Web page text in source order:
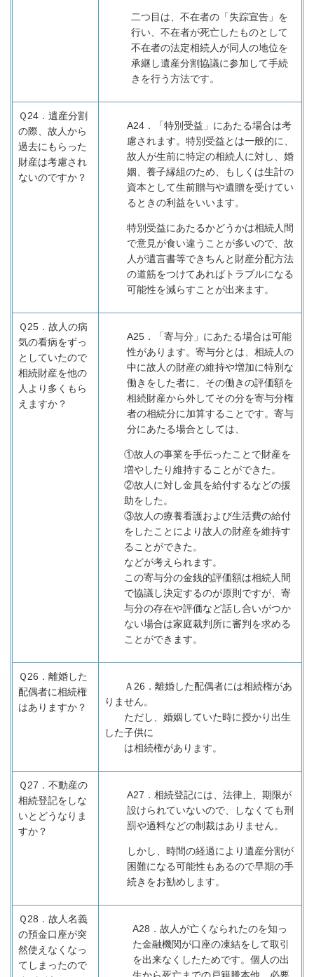
二つ目は、不在者の「失踪宣告」を
行い、不在者が死亡したものとして
不在者の法定相続人が同人の地位を
承継し遺産分割協議に参加して手続
きを行う方法です。
Ｑ24． 遺産分割
の際、故人から
過去にもらった
財産は考慮され
ないのですか？
A24 ．「特別受益」にあたる場合は考
慮されます。特別受益とは一般的に、
故人が生前に特定の相続人に対し、婚
姻、養子縁組のため、もしくは生計の
資本として生前贈与や遺贈を受けてい
るときの利益をいいます。
特別受益にあたるかどうかは相続人間
で意見が食い違うことが多いので、故
人が遺言書等できちんと財産分配方法
の道筋をつけてあればトラブルになる
可能性を減らすことが出来ます。
Ｑ25． 故人の病
気の看病をずっ
としていたので
相続財産を他の
人より多くもら
えますか？
A25 ．「寄与分」にあたる場合は可能
性があります。寄与分とは、相続人の
中に故人の財産の維持や増加に特別な
働きをした者に、その働きの評価額を
相続財産から外してその分を寄与分権
者の相続分に加算することです。寄与
分にあたる場合としては、
①故人の事業を手伝ったことで財産を
増やしたり維持することができた。
②故人に対し金員を給付するなどの援
助をした。
③故人の療養看護および生活費の給付
をしたことにより故人の財産を維持す
ることができた。
などが考えられます。
この寄与分の金銭的評価額は相続人間
で協議し決定するのが原則ですが、寄
与分の存在や評価など話し合いがつか
ない場合は家庭裁判所に審判を求める
ことができます。
Ｑ26． 離婚した
配偶者に相続権
はありますか？
Ａ26． 離婚した配偶者には相続権があ
りません。
ただし、婚姻していた時に授かり出生
した子供に
は相続権があります。
Ｑ27． 不動産の
相続登記をしな
いとどうなりま
すか？
A27 ．相続登記には、法律上、期限が
設けられていないので、しなくても刑
罰や過料などの制裁はありません。
しかし、時間の経過により遺産分割が
困難になる可能性もあるので早期の手
続きをお勧めします。
Ｑ28． 故人名義
の預金口座が突
然使えなくなっ
てしまったので
A28 ．故人が亡くなられたのを知っ
た金融機関が口座の凍結をして取引
を出来なくしたためです。個人の出